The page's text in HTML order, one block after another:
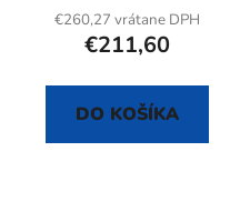
€260,27 vrátane DPH
€211,60
DO KOŠÍKA